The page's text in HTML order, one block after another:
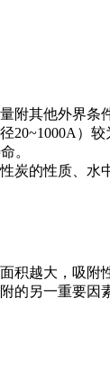
其他外界
）
。
的性质、
积越大，吸附
的另一重要因